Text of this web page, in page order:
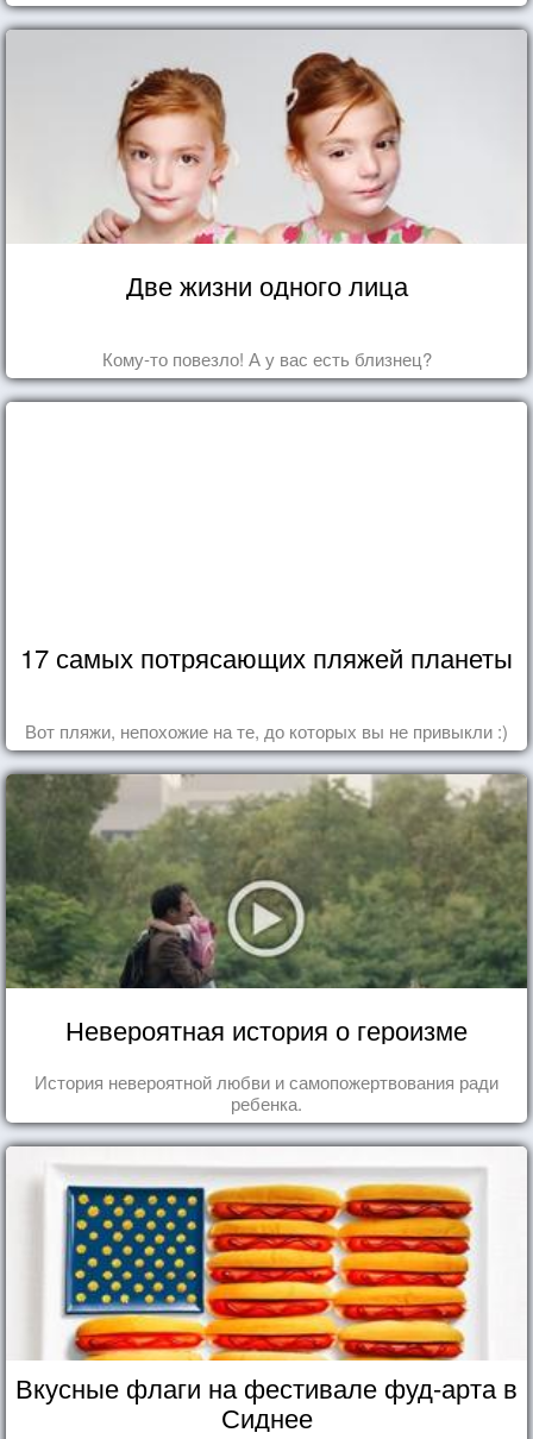
Две жизни одного лица
Кому-то повезло! А у вас есть близнец?
17 самых потрясающих пляжей планеты
Вот пляжи, непохожие на те, до которых вы не привыкли :)
Невероятная история о героизме
История невероятной любви и самопожертвования ради
ребенка.
Вкусные флаги на фестивале фуд-арта в
Сиднее